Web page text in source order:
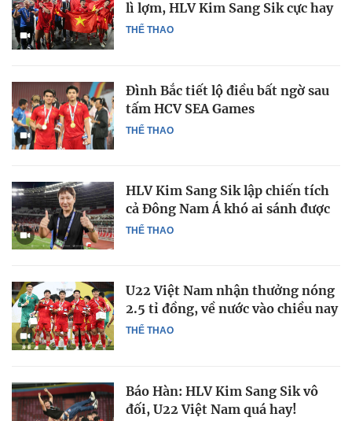
THỂ THAO
lì lợm, HLV Kim Sang Sik cực hay
THỂ THAO
Đình Bắc tiết lộ điều bất ngờ sau
tấm HCV SEA Games
THỂ THAO
HLV Kim Sang Sik lập chiến tích
cả Đông Nam Á khó ai sánh được
THỂ THAO
U22 Việt Nam nhận thưởng nóng
2.5 tỉ đồng, về nước vào chiều nay
Báo Hàn: HLV Kim Sang Sik vô
đối, U22 Việt Nam quá hay!